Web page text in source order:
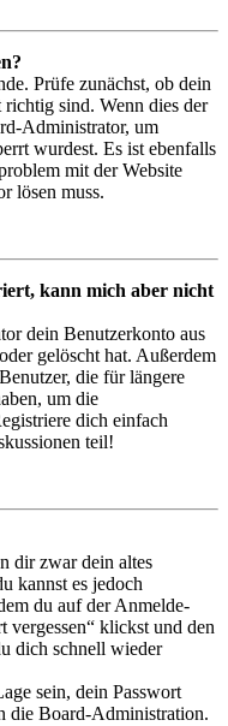
Prüfe zunächst, ob dein
sind. Wenn dies der
Administrator, um
wurdest. Es ist ebenfalls
mit der Website
lösen muss.
kann mich aber nicht
dein Benutzerkonto aus
gelöscht hat. Außerdem
die für längere
um die
dich einfach
teil!
dir zwar dein altes
kannst es jedoch
du auf der Anmelde-
vergessen“ klickst und den
dich schnell wieder
sein, dein Passwort
die Board-Administration.